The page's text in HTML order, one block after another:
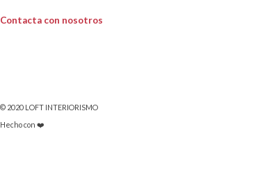
Contacta con nosotros
© 2020 LOFT INTERIORISMO
Hecho con ❤️